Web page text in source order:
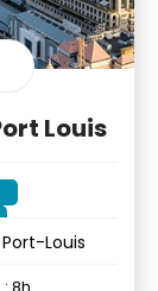
Louis
Louis